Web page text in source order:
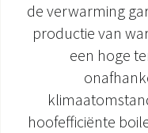
de verwarming
productie van
een hoge
hoofefficiënte